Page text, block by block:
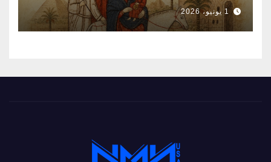
1 يونيو، 2026